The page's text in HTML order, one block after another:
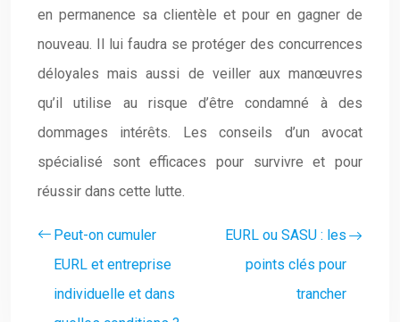
en permanence sa clientèle et pour en gagner de
nouveau. Il lui faudra se protéger des concurrences
déloyales mais aussi de veiller aux manœuvres
qu’il utilise au risque d’être condamné à des
dommages intérêts. Les conseils d’un avocat
spécialisé sont efficaces pour survivre et pour
réussir dans cette lutte.
Peut-on cumuler
EURL et entreprise
individuelle et dans
EURL ou SASU : les
points clés pour
trancher